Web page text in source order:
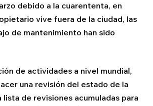
debido a la cuarententa, en
vive fuera de la ciudad, las
de mantenimiento han sido
de actividades a nivel mundial,
una revisión del estado de la
lista de revisiones acumuladas para